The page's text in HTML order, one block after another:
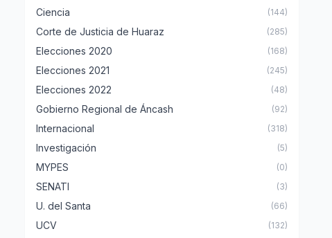
Ciencia (144)
Corte de Justicia de Huaraz (285)
Elecciones 2020 (168)
Elecciones 2021 (245)
Elecciones 2022 (48)
Gobierno Regional de Áncash (92)
Internacional (318)
Investigación (5)
MYPES (0)
SENATI (3)
U. del Santa (66)
UCV (132)